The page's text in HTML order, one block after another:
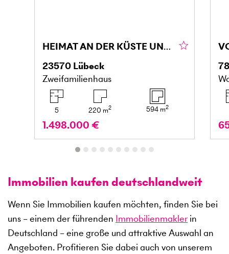
HEIMAT AN DER KÜSTE UNBEZAHLBARES LEBENSGEFÜHL
23570 Lübeck
Zweifamilienhaus
5 220 m2 594 m2
1.498.000 €
Immobilien kaufen deutschlandweit
Wenn Sie Immobilien kaufen möchten, finden Sie bei
uns – einem der führenden Immobilienmakler in
Deutschland – eine große und attraktive Auswahl an
Angeboten. Profitieren Sie dabei auch von unserem